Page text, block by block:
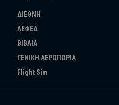
ΔΙΕΘΝΗ
ΛΕΦΕΔ
ΒΙΒΛΙΑ
ΓΕΝΙΚΗ ΑΕΡΟΠΟΡΙΑ
Flight Sim